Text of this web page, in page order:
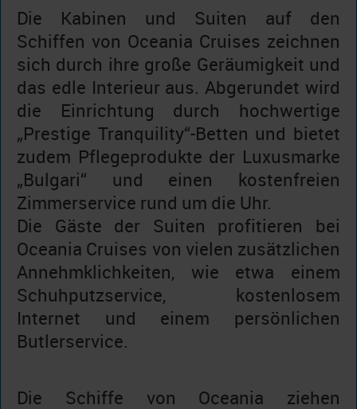
Die Kabinen und Suiten auf den
Schiffen von Oceania Cruises zeichnen
sich durch ihre große Geräumigkeit und
das edle Interieur aus. Abgerundet wird
die Einrichtung durch hochwertige
„Prestige Tranquility“-Betten und bietet
zudem Pflegeprodukte der Luxusmarke
„Bulgari“ und einen kostenfreien
Zimmerservice rund um die Uhr.
Die Gäste der Suiten profitieren bei
Oceania Cruises von vielen zusätzlichen
Annehmklichkeiten, wie etwa einem
Schuhputzservice, kostenlosem
Internet und einem persönlichen
Butlerservice.
Die Schiffe von Oceania ziehen